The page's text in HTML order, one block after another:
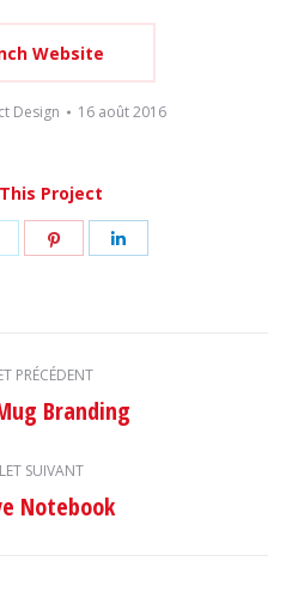
Website
Design 16 août 2016
Project
Share
Share
PRÉCÉDENT
Onglet
Branding
SUIVANT
Projets
Notebook